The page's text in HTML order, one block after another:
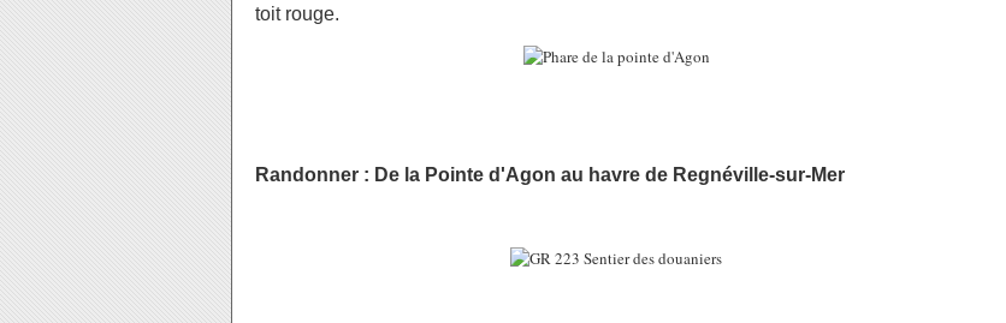
toit rouge.
Randonner : De la Pointe d'Agon au havre de Regnéville-sur-Mer